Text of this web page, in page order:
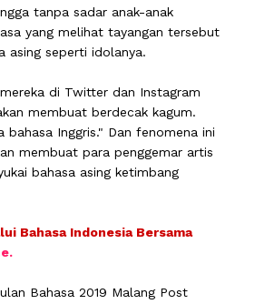
tanpa sadar anak-anak
yang melihat tayangan tersebut
asing seperti idolanya.
di Twitter dan Instagram
membuat berdecak kagum.
bahasa Inggris." Dan fenomena ini
membuat para penggemar artis
bahasa asing ketimbang
Bahasa Indonesia Bersama
Bahasa 2019 Malang Post